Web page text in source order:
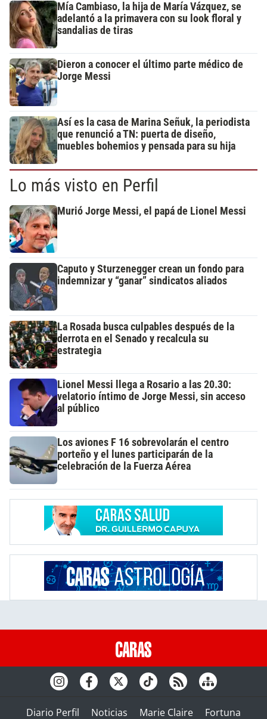
Mía Cambiaso, la hija de María Vázquez, se
adelantó a la primavera con su look floral y
sandalias de tiras
Dieron a conocer el último parte médico de
Jorge Messi
Así es la casa de Marina Señuk, la periodista
que renunció a TN: puerta de diseño,
muebles bohemios y pensada para su hija
Lo más visto en Perfil
Murió Jorge Messi, el papá de Lionel Messi
Caputo y Sturzenegger crean un fondo para
indemnizar y “ganar” sindicatos aliados
La Rosada busca culpables después de la
derrota en el Senado y recalcula su
estrategia
Lionel Messi llega a Rosario a las 20.30:
velatorio íntimo de Jorge Messi, sin acceso
al público
Los aviones F 16 sobrevolarán el centro
porteño y el lunes participarán de la
celebración de la Fuerza Aérea
Diario Perfil Noticias Marie Claire Fortuna